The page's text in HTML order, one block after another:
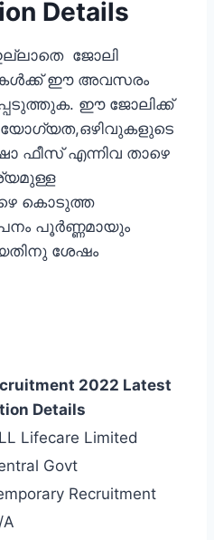
Details
ജോലി
ഈ അവസരം
ഈ ജോലിക്ക്
യോഗ്യത,ഒഴിവുകളുടെ
ഫീസ്‌ എന്നിവ താഴെ
കൊടുത്ത
പൂര്‍ണ്ണമായും
ശേഷം
2022 Latest
Details
Lifecare Limited
Govt
Recruitment
A